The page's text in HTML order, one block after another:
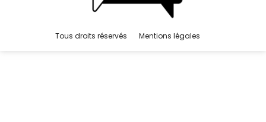
Tous droits réservés Mentions légales